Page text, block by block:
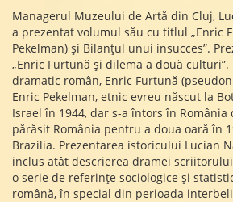
Managerul Muzeului de Artă din Cluj,
a prezentat volumul său cu titlul „Enric
Pekelman) și Bilanțul unui insucces”.
„Enric Furtună și dilema a două culturi”.
dramatic român, Enric Furtună
Enric Pekelman, etnic evreu născut la
Israel în 1944, dar s-a întors în România
părăsit România pentru a doua oară în
Brazilia. Prezentarea istoricului Lucian
inclus atât descrierea dramei
o serie de referințe sociologice și
română, în special din perioada